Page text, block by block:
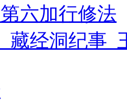
六加行修法
藏经洞纪事